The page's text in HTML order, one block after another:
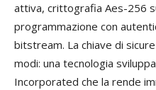
attiva, crittografia Aes-256
programmazione con
bitstream. La chiave di
modi: una tecnologia
Incorporated che la rende